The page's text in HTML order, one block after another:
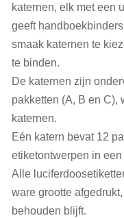
katernen, elk met een
geeft
smaak katernen te
te binden.
De katernen zijn
pakketten (A, B en C),
katernen.
Eén katern bevat 12
etiketontwerpen in
Alle
ware grootte
behouden blijft.